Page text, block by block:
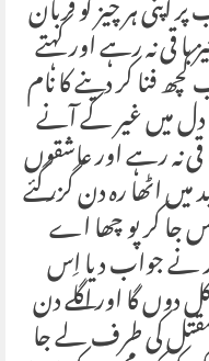
قی نہ رہے اور کہتے
کر دینے کا نام
میں غیر کے آنے
نہ رہے اور عاشقوں
اٹھا رہ دن گزر گئے
کر پو چھا اے
نے جواب دیا اِس
گا اور اگلے دن
کی طرف لے جا